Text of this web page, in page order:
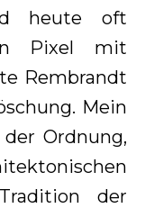
heute oft
Pixel mit
Rembrandt
Mein
Ordnung,
der